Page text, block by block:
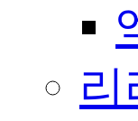
리